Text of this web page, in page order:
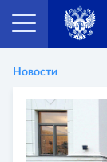
Новости